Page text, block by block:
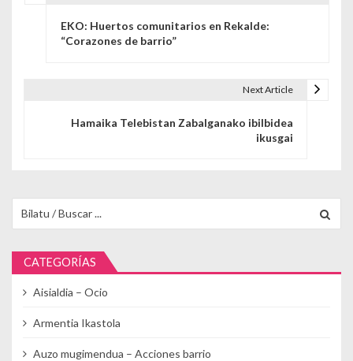
EKO: Huertos comunitarios en Rekalde:
“Corazones de barrio”
Next Article
Hamaika Telebistan Zabalganako ibilbidea
ikusgai
CATEGORÍAS
Aisialdia – Ocio
Armentia Ikastola
Auzo mugimendua – Acciones barrio